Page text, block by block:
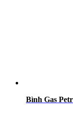
Bình Gas